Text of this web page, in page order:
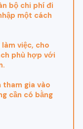
bộ chi phí đi
một cách
việc, cho
phù hợp với
tham gia vào
cần có bằng